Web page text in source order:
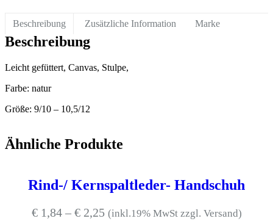
Beschreibung Zusätzliche Information Marke
Beschreibung
Leicht gefüttert, Canvas, Stulpe,
Farbe: natur
Größe: 9/10 – 10,5/12
Ähnliche Produkte
Rind-/ Kernspaltleder- Handschuh
€1,84– €2,25 (inkl.19% MwSt zzgl. Versand)